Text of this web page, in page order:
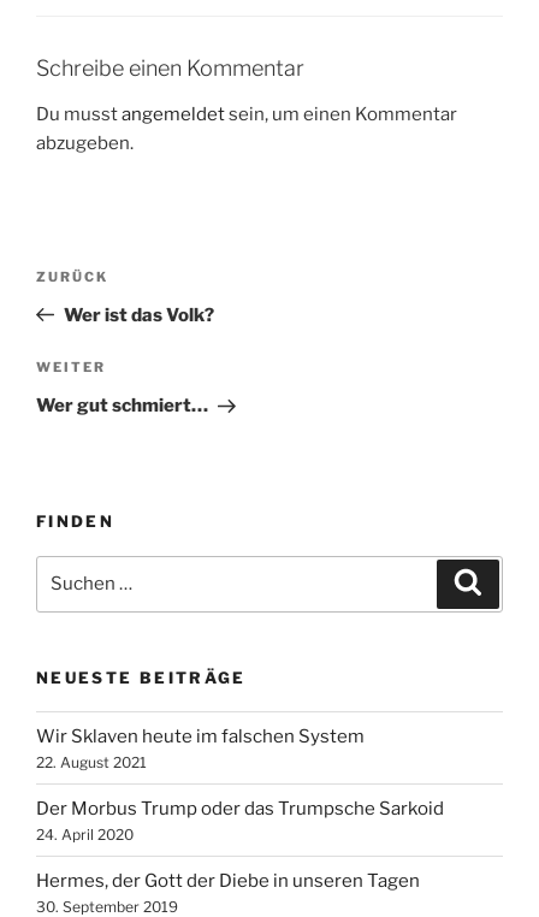
Schreibe einen Kommentar
Du musstangemeldetsein, um einen Kommentar
abzugeben.
Beitragsnavigation
Vorheriger
Beitrag
ZURÜCK
Wer ist das Volk?
Nächster
Beitrag
WEITER
Wer gut schmiert…
FINDEN
nach:
NEUESTE BEITRÄGE
Wir Sklaven heute im falschen System
22. August 2021
Der Morbus Trump oder das Trumpsche Sarkoid
24. April 2020
Hermes, der Gott der Diebe in unseren Tagen
30. September 2019